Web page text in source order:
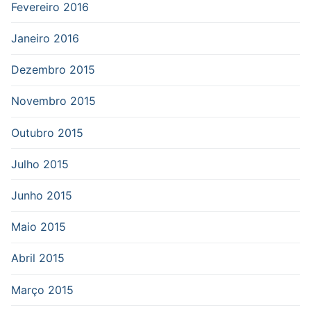
Fevereiro 2016
Janeiro 2016
Dezembro 2015
Novembro 2015
Outubro 2015
Julho 2015
Junho 2015
Maio 2015
Abril 2015
Março 2015